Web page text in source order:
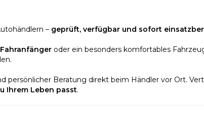
– geprüft, verfügbar und sofort
Fahranfänger oder ein besonders komfortables
Beratung direkt beim Händler vor Ort.
Ihrem Leben passt.